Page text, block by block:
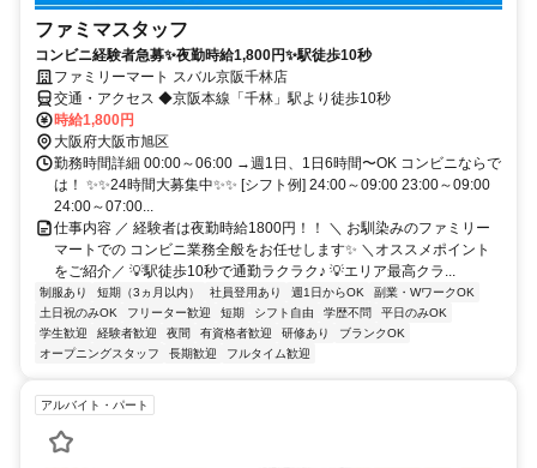
ファミマスタッフ
コンビニ経験者急募✨夜勤時給1,800円✨駅徒歩10秒
ファミリーマート スバル京阪千林店
交通・アクセス ◆京阪本線「千林」駅より徒歩10秒
時給1,800円
大阪府大阪市旭区
勤務時間詳細 00:00～06:00 →週1日、1日6時間〜OK コンビニならで
は！ ✨✨24時間大募集中✨✨ [シフト例] 24:00～09:00 23:00～09:00
24:00～07:00...
仕事内容 ／ 経験者は夜勤時給1800円！！ ＼ お馴染みのファミリー
マートでの コンビニ業務全般をお任せします✨ ＼オススメポイント
をご紹介／ 💡駅徒歩10秒で通勤ラクラク♪ 💡エリア最高クラ...
制服あり 短期（3ヵ月以内） 社員登用あり 週1日からOK
副業・WワークOK
土日祝のみOK
フリーター歓迎 短期 シフト自由 学歴不問
平日のみOK
学生歓迎
経験者歓迎 夜間 有資格者歓迎 研修あり
ブランクOK
オープニングスタッフ
長期歓迎 フルタイム歓迎
アルバイト・パート